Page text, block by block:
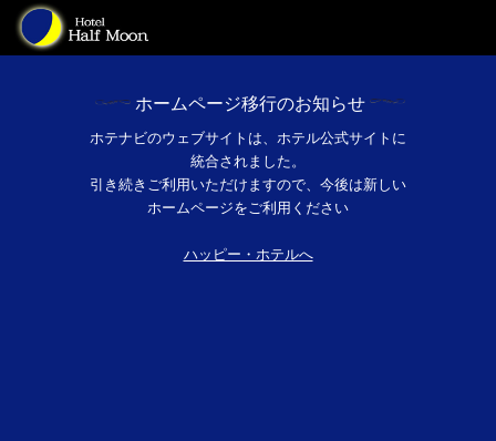
ホームページ移行のお知らせ
ホテナビのウェブサイトは、ホテル公式サイトに
統合されました。
引き続きご利用いただけますので、今後は新しい
ホームページをご利用ください
ハッピー・ホテルへ